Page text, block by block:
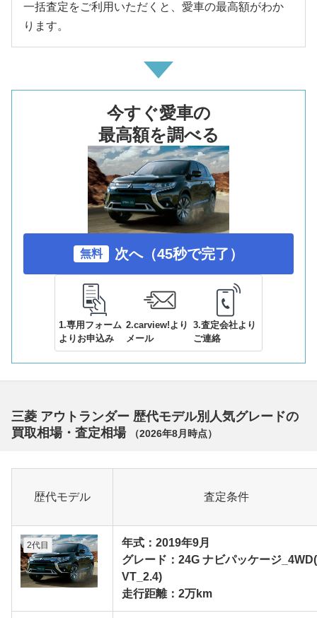
一括査定をご利用いただくと、愛車の最高額がわか
ります。
今すぐ愛車の
最高額を調べる
無料 次へ（45秒で完了）
1.専用フォーム
よりお申込み
2.carview!より
メール
3.査定会社より
ご連絡
三菱 アウトランダー 歴代モデル別人気グレードの
買取相場・査定相場
（2026年8月 時点）
歴代モデル 査定条件
2代目
年式：2019年9月
グレード：24G ナビパッケージ
VT_2.4)
走行距離：2万km